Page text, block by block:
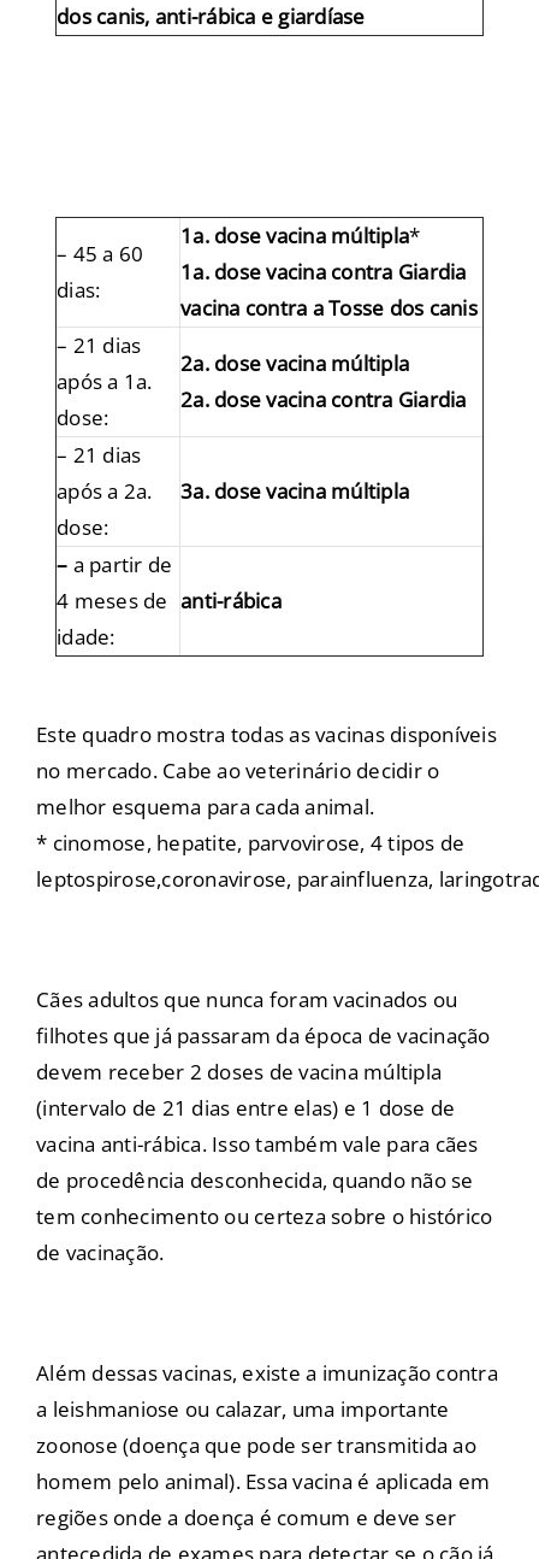
dos canis, anti-rábica e giardíase
– 45 a 60
dias:
1a. dose vacina múltipla*
1a. dose vacina contra Giardia
vacina contra a Tosse dos canis
– 21 dias
após a 1a.
dose:
2a. dose vacina múltipla
2a. dose vacina contra Giardia
– 21 dias
após a 2a.
dose:
3a. dose vacina múltipla
– a partir de
4 meses de
idade:
anti-rábica
Este quadro mostra todas as vacinas disponíveis
no mercado. Cabe ao veterinário decidir o
melhor esquema para cada animal.
* cinomose, hepatite, parvovirose, 4 tipos de
leptospirose,coronavirose, parainfluenza,
Cães adultos que nunca foram vacinados ou
filhotes que já passaram da época de vacinação
devem receber 2 doses de vacina múltipla
(intervalo de 21 dias entre elas) e 1 dose de
vacina anti-rábica. Isso também vale para cães
de procedência desconhecida, quando não se
tem conhecimento ou certeza sobre o histórico
de vacinação.
Além dessas vacinas, existe a imunização contra
a leishmaniose ou calazar, uma importante
zoonose (doença que pode ser transmitida ao
homem pelo animal). Essa vacina é aplicada em
regiões onde a doença é comum e deve ser
antecedida de exames para detectar se o cão já